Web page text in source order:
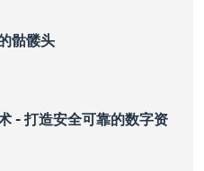
骷髅头
- 打造安全可靠的数字资